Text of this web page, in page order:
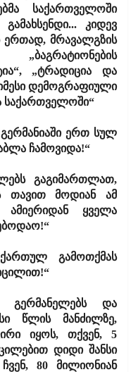
საქართველოში
კიდევ
ერთად, მრავალგზის
„ტრადიცია და
დემოგრაფიული
საქართველოში“
გერმანიაში ერთ სულ
ჩამოვიდა!“
გაგიმართლათ,
თავით მოდიან ამ
ყველა
გამოთქმას
გერმანელებს და
წლის მანძილზე,
იყოს, თქვენ, 5
დიდი შანსი
80 მილიონიან